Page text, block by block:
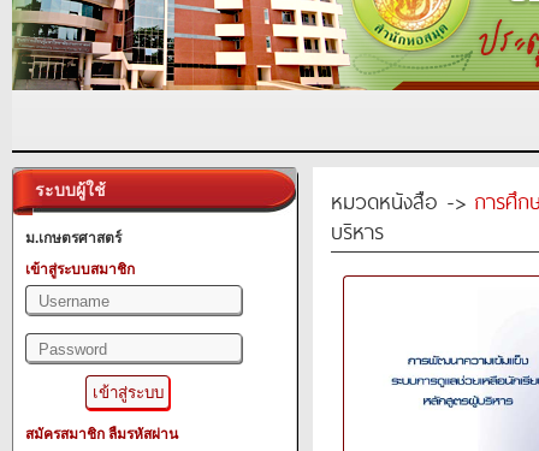
ระบบผู้ใช้
ม.เกษตรศาสตร์
เข้าสู่ระบบสมาชิก
สมัครสมาชิก ลืมรหัสผ่าน
หมวดหนังสือ -> การศึก
บริหาร